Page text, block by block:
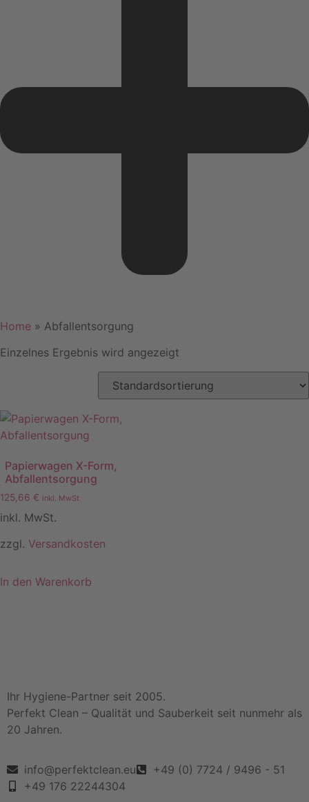
Home » Abfallentsorgung
Einzelnes Ergebnis wird angezeigt
Papierwagen X-Form,
Abfallentsorgung
125,66 € inkl. MwSt
inkl. MwSt.
zzgl. Versandkosten
In den Warenkorb
Ihr Hygiene-Partner seit 2005.
Perfekt Clean – Qualität und Sauberkeit seit nunmehr als
20 Jahren.
info@perfektclean.eu
+49 (0) 7724 / 9496 - 51
+49 176 22244304